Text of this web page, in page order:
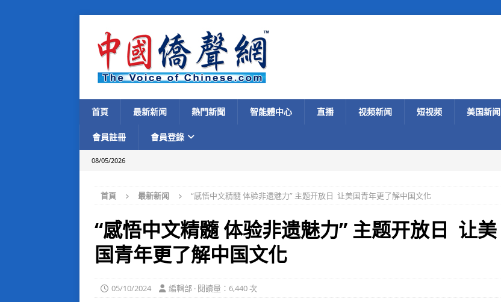
首頁 最新新闻 熱門新聞 智能體中心 直播 视频新闻 短视频 美国新闻
會員註冊 會員登錄
08/05/2026
首頁 最新新闻 “感悟中文精髓 体验非遗魅力” 主题开放日 让美国青年更了解中国文化
“感悟中文精髓 体验非遗魅力” 主题开放日 让美
国青年更了解中国文化
05/10/2024 編輯部 · 閱讀量：6,440 次